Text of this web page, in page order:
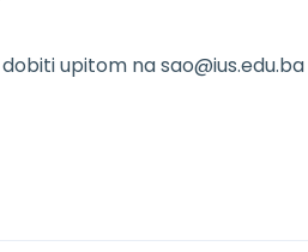
upitom nasao@ius.edu.ba